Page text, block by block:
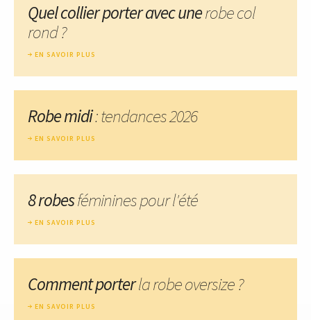
Quel collier porter avec unerobe col
rond ?
EN SAVOIR PLUS
Robe midi: tendances 2026
EN SAVOIR PLUS
8 robesféminines pour l'été
EN SAVOIR PLUS
Comment porterla robe oversize ?
EN SAVOIR PLUS